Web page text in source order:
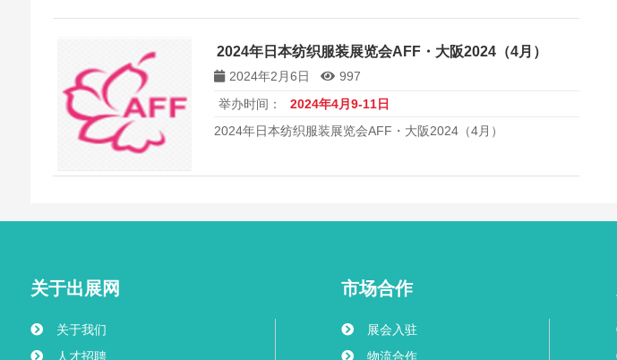
2024年日本纺织服装展览会AFF・大阪2024（4月）
2024年2月6日
997
举办时间：
2024年4月9-11日
2024年日本纺织服装展览会AFF・大阪2024（4月）
关于出展网
关于我们
人才招聘
市场合作
展会入驻
物流合作